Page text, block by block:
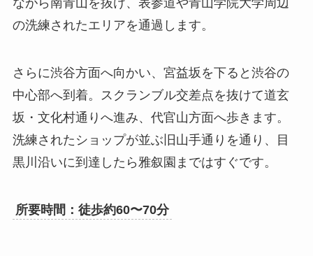
ながら南青山を抜け、表参道や青山学院大学周辺
の洗練されたエリアを通過します。
さらに渋谷方面へ向かい、宮益坂を下ると渋谷の
中心部へ到着。スクランブル交差点を抜けて道玄
坂・文化村通りへ進み、代官山方面へ歩きます。
洗練されたショップが並ぶ旧山手通りを通り、目
黒川沿いに到達したら雅叙園まではすぐです。
所要時間：徒歩約60〜70分